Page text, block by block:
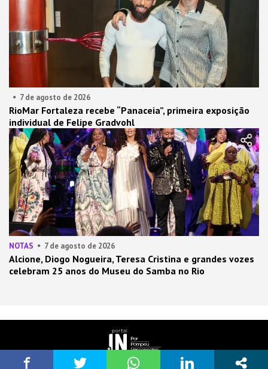
7 de agosto de 2026
RioMar Fortaleza recebe “Panaceia”, primeira exposição
individual de Felipe Gradvohl
NOTAS 7 de agosto de 2026
Alcione, Diogo Nogueira, Teresa Cristina e grandes vozes
celebram 25 anos do Museu do Samba no Rio